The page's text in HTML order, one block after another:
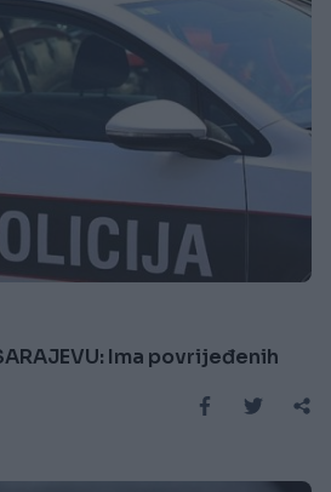
Ima povrijeđenih